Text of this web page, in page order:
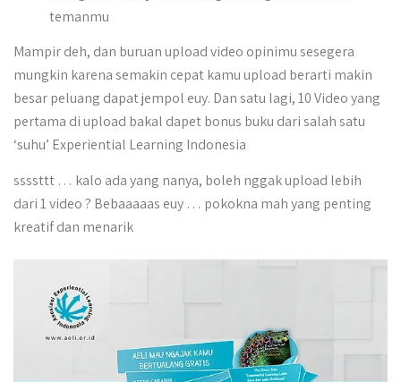
temanmu
Mampir deh, dan buruan upload video opinimu sesegera
mungkin karena semakin cepat kamu upload berarti makin
besar peluang dapat jempol euy. Dan satu lagi, 10 Video yang
pertama di upload bakal dapet bonus buku dari salah satu
‘suhu’ Experiential Learning Indonesia
ssssttt … kalo ada yang nanya, boleh nggak upload lebih
dari 1 video ? Bebaaaaas euy … pokokna mah yang penting
kreatif dan menarik